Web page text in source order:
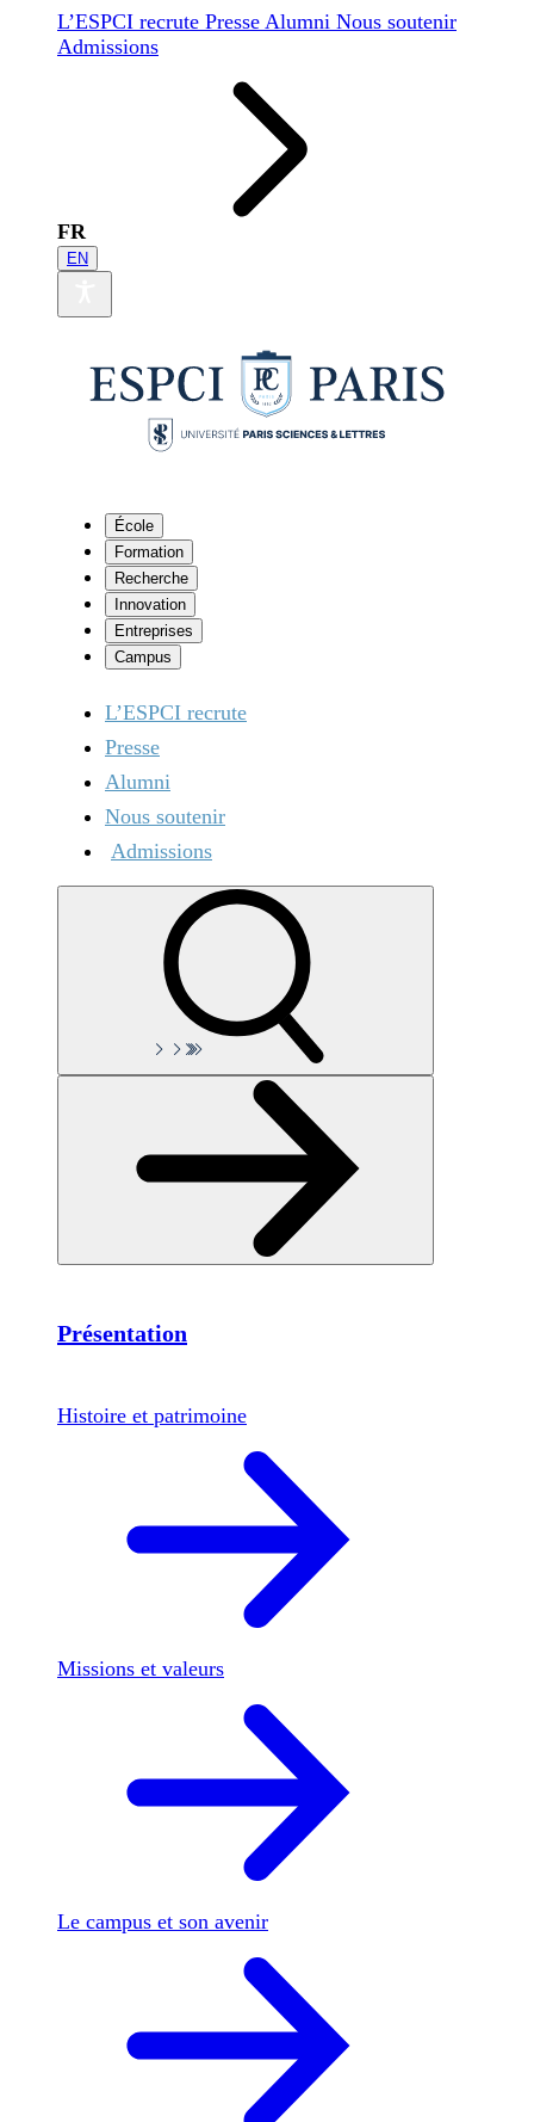
L’ESPCI recrute Presse Alumni Nous soutenir
Admissions
FR
EN
École
Formation
Recherche
Innovation
Entreprises
Campus
L’ESPCI recrute
Presse
Alumni
Nous soutenir
Admissions
Présentation
Histoire et patrimoine
Missions et valeurs
Le campus et son avenir